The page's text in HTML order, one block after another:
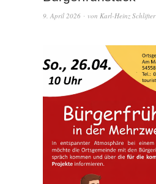
9. April 2026 von Karl-Heinz Schlifter